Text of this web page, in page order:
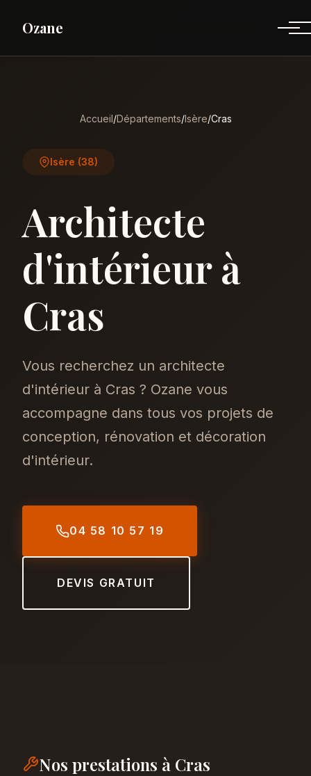
Ozane
Accueil/Départements/Isère/Cras
Isère (38)
Architecte
d'intérieur à
Cras
Vous recherchez un architecte
d'intérieur à Cras ? Ozane vous
accompagne dans tous vos projets de
conception, rénovation et décoration
d'intérieur.
04 58 10 57 19
DEVIS GRATUIT
Nos prestations à Cras